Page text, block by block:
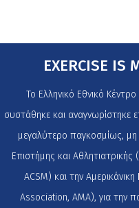
EXERCISE IS
Το Ελληνικό Εθνικό
συστάθηκε και αναγνωρίστηκε
μεγαλύτερο παγκοσμίως, μη
Επιστήμης και
ACSM) και την
Association, AMA), για την